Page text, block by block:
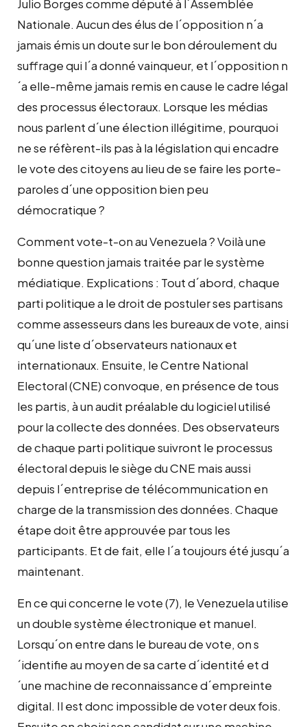
Julio Borges comme député à l´Assemblée
Nationale. Aucun des élus de l´opposition n´a
jamais émis un doute sur le bon déroulement du
suffrage qui l´a donné vainqueur, et l´opposition n
´a elle-même jamais remis en cause le cadre légal
des processus électoraux. Lorsque les médias
nous parlent d´une élection illégitime, pourquoi
ne se réfèrent-ils pas à la législation qui encadre
le vote des citoyens au lieu de se faire les porte-
paroles d´une opposition bien peu
démocratique ?
Comment vote-t-on au Venezuela ? Voilà une
bonne question jamais traitée par le système
médiatique. Explications : Tout d´abord, chaque
parti politique a le droit de postuler ses partisans
comme assesseurs dans les bureaux de vote, ainsi
qu´une liste d´observateurs nationaux et
internationaux. Ensuite, le Centre National
Electoral (CNE) convoque, en présence de tous
les partis, à un audit préalable du logiciel utilisé
pour la collecte des données. Des observateurs
de chaque parti politique suivront le processus
électoral depuis le siège du CNE mais aussi
depuis l´entreprise de télécommunication en
charge de la transmission des données. Chaque
étape doit être approuvée par tous les
participants. Et de fait, elle l´a toujours été jusqu´a
maintenant.
En ce qui concerne le vote (7), le Venezuela utilise
un double système électronique et manuel.
Lorsqu´on entre dans le bureau de vote, on s
´identifie au moyen de sa carte d´identité et d
´une machine de reconnaissance d´empreinte
digital. Il est donc impossible de voter deux fois.